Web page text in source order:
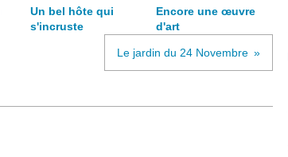
Un bel hôte qui
s'incruste
Encore une œuvre
d'art
Le jardin du 24 Novembre